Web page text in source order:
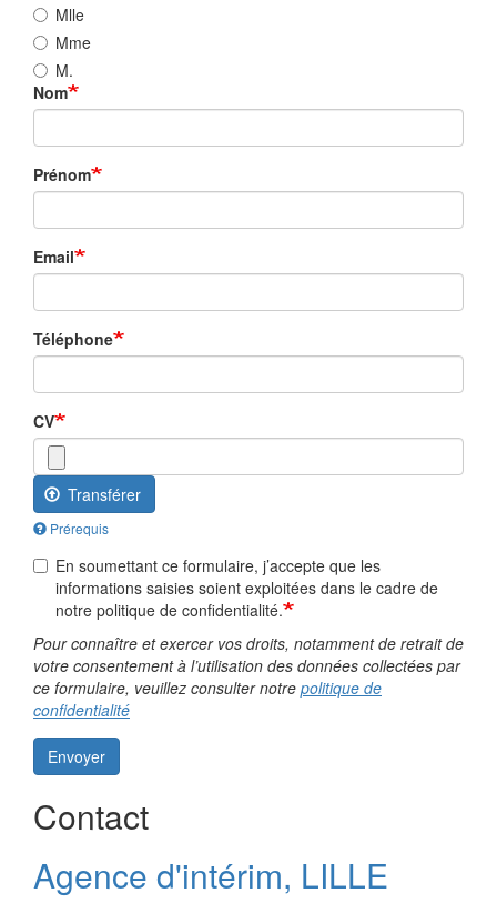
Mlle
Mme
M.
Nom
Prénom
Email
Téléphone
CV
Transférer
Prérequis
En soumettant ce formulaire, j’accepte que les
informations saisies soient exploitées dans le cadre de
notre politique de confidentialité.
Pour connaître et exercer vos droits, notamment de retrait de
votre consentement à l’utilisation des données collectées par
ce formulaire, veuillez consulter notre politique de
confidentialité
Envoyer
Contact
Agence d'intérim, LILLE